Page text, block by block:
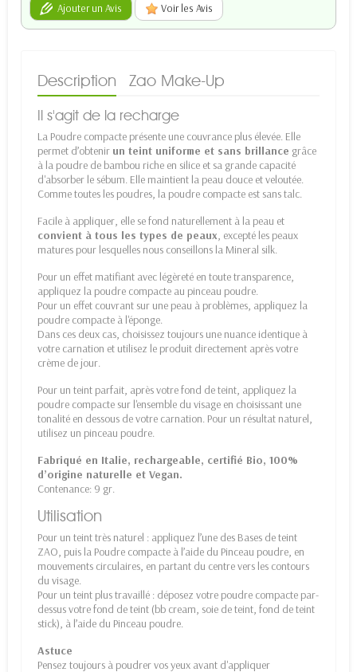
Ajouter un Avis Voir les Avis
Description Zao Make-Up
Il s'agit de la recharge
La Poudre compacte présente une couvrance plus élevée. Elle
permet d’obtenir un teint uniforme et sans brillance grâce
à la poudre de bambou riche en silice et sa grande capacité
d'absorber le sébum. Elle maintient la peau douce et veloutée.
Comme toutes les poudres, la poudre compacte est sans talc.
Facile à appliquer, elle se fond naturellement à la peau et
convient à tous les types de peaux, excepté les peaux
matures pour lesquelles nous conseillons la Mineral silk.
Pour un effet matifiant avec légèreté en toute transparence,
appliquez la poudre compacte au pinceau poudre.
Pour un effet couvrant sur une peau à problèmes, appliquez la
poudre compacte à l'éponge.
Dans ces deux cas, choisissez toujours une nuance identique à
votre carnation et utilisez le produit directement après votre
crème de jour.
Pour un teint parfait, après votre fond de teint, appliquez la
poudre compacte sur l'ensemble du visage en choisissant une
tonalité en dessous de votre carnation. Pour un résultat naturel,
utilisez un pinceau poudre.
Fabriqué en Italie, rechargeable, certifié Bio, 100%
d’origine naturelle et Vegan.
Contenance: 9 gr.
Utilisation
Pour un teint très naturel : appliquez l’une des Bases de teint
ZAO, puis la Poudre compacte à l’aide du Pinceau poudre, en
mouvements circulaires, en partant du centre vers les contours
du visage.
Pour un teint plus travaillé : déposez votre poudre compacte par-
dessus votre fond de teint (bb cream, soie de teint, fond de teint
stick), à l’aide du Pinceau poudre.
Astuce
Pensez toujours à poudrer vos yeux avant d'appliquer